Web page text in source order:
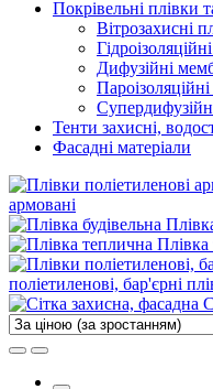
Покрівельні плівки
Вітрозахисні
Дифузійні
Тенти захисні,
Фасадні матеріали
армовані
Плівка
поліетиленові, бар'єрні